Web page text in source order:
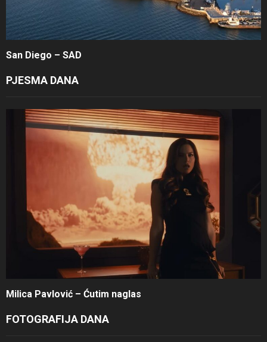
San Diego – SAD
PJESMA DANA
Milica Pavlović – Ćutim naglas
FOTOGRAFIJA DANA